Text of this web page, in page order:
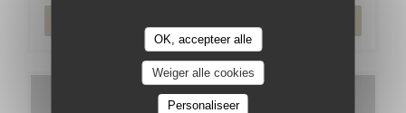
OK, accepteer alle
Weiger alle cookies
Personaliseer
Menu's